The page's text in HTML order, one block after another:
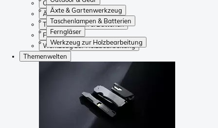
Äxte & Gartenwerkzeug
Taschenlampen & Batterien
Ferngläser
Werkzeug zur Holzbearbeitung
Outdoor & Gear
Äxte & Gartenwerkzeug
Taschenlampen & Batterien
Ferngläser
Werkzeug zur Holzbearbeitung
Themenwelten